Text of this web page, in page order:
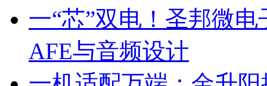
一“芯”双电！圣邦微
AFE与音频设计